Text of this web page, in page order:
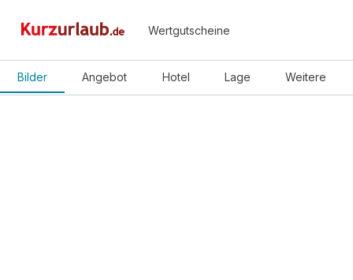
Wertgutscheine
Bilder Angebot Hotel Lage Weitere